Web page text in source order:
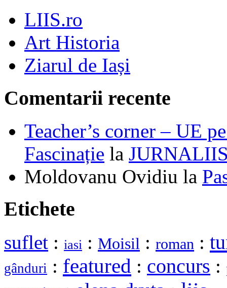
LIIS.ro
Art Historia
Ziarul de Iași
Comentarii recente
Teacher’s corner – UE
Fascinație la
Moldovanu Ovidiu la
Etichete
suflet : iasi : Moisil : roman :
gânduri : featured : concurs :